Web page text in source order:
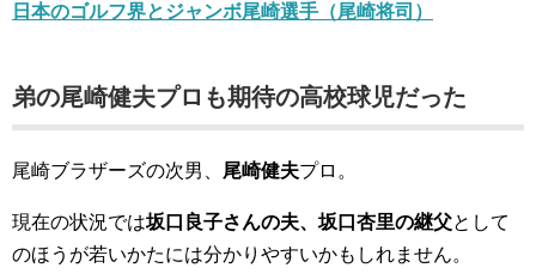
日本のゴルフ界とジャンボ尾崎選手（尾崎将司）
弟の尾崎健夫プロも期待の高校球児だった
尾崎ブラザーズの次男、 尾崎健夫プロ。
現在の状況では坂口良子さんの夫、坂口杏里の継父として
のほうが若いかたには分かりやすいかもしれません。